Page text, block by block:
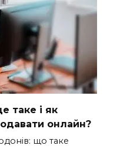
таке і як
онлайн?
що таке